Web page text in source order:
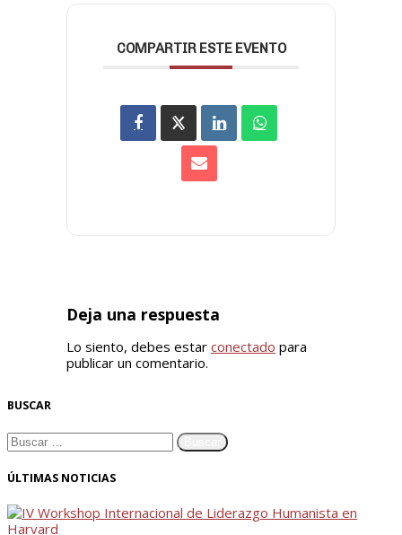
COMPARTIR ESTE EVENTO
Deja una respuesta
Lo siento, debes estar conectado para
publicar un comentario.
BUSCAR
ÚLTIMAS NOTICIAS